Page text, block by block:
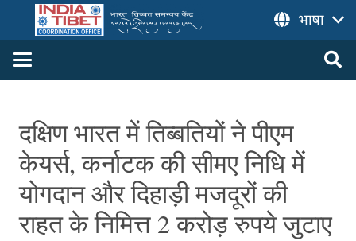
भाषा
दक्षिण भारत में तिब्बतियों ने पीएम
केयर्स, कर्नाटक की सीमए निधि में
योगदान और दिहाड़ी मजदूरों की
राहत के निमित्त 2 करोड़ रुपये जुटाए